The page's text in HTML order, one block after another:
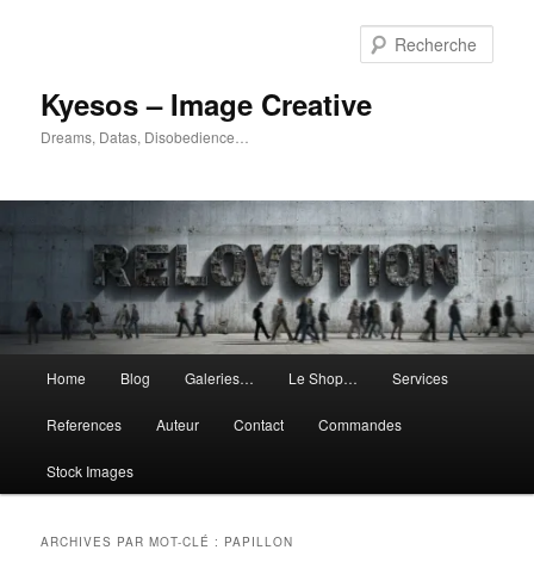
Kyesos – Image Creative
Dreams, Datas, Disobedience…
principal
Home Blog Galeries… Le Shop… Services
References Auteur Contact Commandes
Stock Images
ARCHIVES PAR MOT-CLÉ : PAPILLON